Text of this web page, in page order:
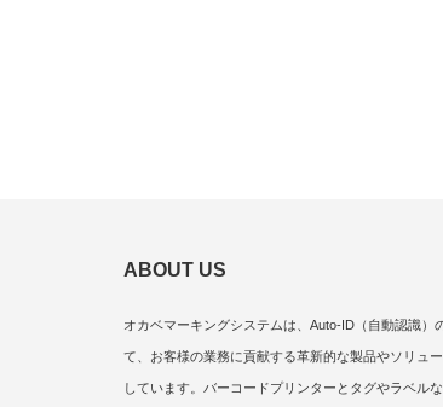
ABOUT US
オカベマーキングシステムは、Auto-ID（自動認識）
て、お客様の業務に貢献する革新的な製品やソリュ
しています。バーコードプリンターとタグやラベル